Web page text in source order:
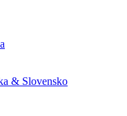
& Slovensko